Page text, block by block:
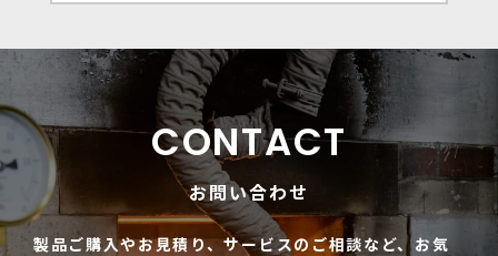
CONTACT
お問い合わせ
製品ご購入やお見積り、サービスのご相談など、 お気